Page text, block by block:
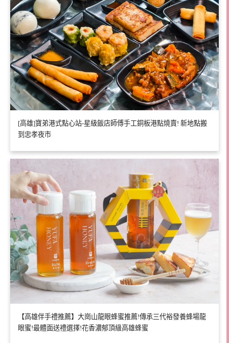
[高雄]寶弟港式點心站-星級飯店師傅手工銅板港點燒賣! 新地點搬
到忠孝夜市
【高雄伴手禮推薦】大崗山龍眼蜂蜜推薦!傳承三代裕發養蜂場龍
眼蜜!最體面送禮選擇!花香濃郁頂級高雄蜂蜜